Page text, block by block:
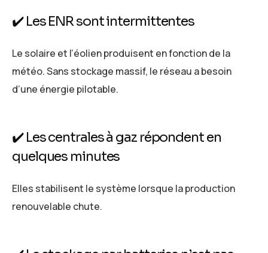
✔️ Les ENR sont intermittentes
Le solaire et l’éolien produisent en fonction de la
météo. Sans stockage massif, le réseau a besoin
d’une énergie pilotable.
✔️ Les centrales à gaz répondent en
quelques minutes
Elles stabilisent le système lorsque la production
renouvelable chute.